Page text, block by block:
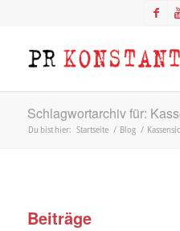
Schlagwortarchiv für:
Du bist hier: Startseite / Blog /
Beiträge